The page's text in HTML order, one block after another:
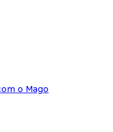
o Mago